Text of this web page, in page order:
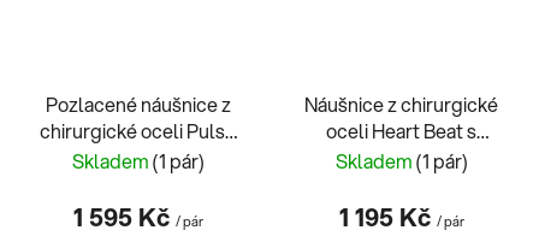
Pozlacené náušnice z
chirurgické oceli Pulse
Preciosa 7480Y70
Skladem(1 pár)
1 595 Kč / pár
Náušnice z chirurgické
oceli Heart Beat s
kubickou zirkonií
Skladem(1 pár)
1 195 Kč / pár